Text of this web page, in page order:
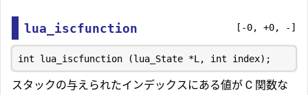
lua_iscfunction [-0, +0, -]
スタックの与えられたインデックスにある値が C 関数な